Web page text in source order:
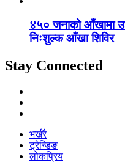
४५० जनाको आँखामा
निःशुल्क आँखा शिविर
Stay Connected
भर्खरै
ट्रेन्डिङ
लोकप्रिय